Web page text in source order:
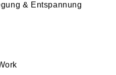
& Entspannung